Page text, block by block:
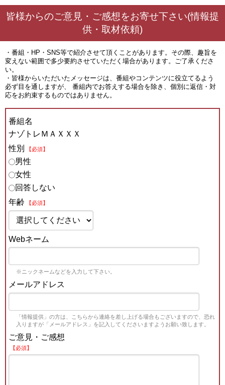
皆様からのご意見・ご感想をお寄せ下さい(情報提
供・取材依頼)
・番組・HP・SNS等で紹介させて頂くことがあります。その際、趣旨を
変えない範囲で多少要約させていただく場合があります。ご了承くださ
い。
・皆様からいただいたメッセージは、番組やコンテンツに役立てるよう
必ず目を通しますが、 番組内でお答えする場合を除き、個別に返信・対
応をお約束するものではありません。
番組名
ナゾトレＭＡＸＸＸ
性別
【必須】
男性
女性
回答しない
年齢
【必須】
Webネーム
※ニックネームなどを入力して下さい。
メールアドレス
「情報提供」の方は、こちらから連絡を差し上げる場合もございますので、恐れ
入りますが「メールアドレス」を記入してくださいますようお願い致します。
ご意見・ご感想
【必須】